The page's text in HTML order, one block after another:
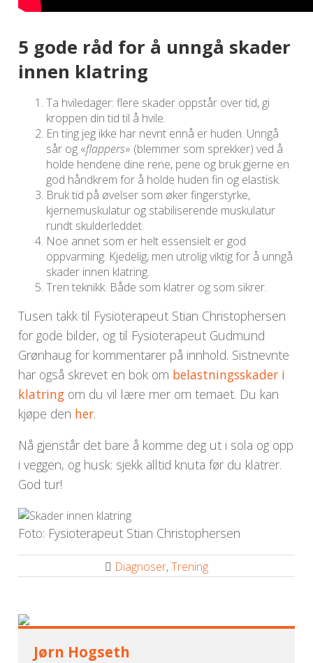
5 gode råd for å unngå skader
innen klatring
Ta hviledager: flere skader oppstår over tid, gi
kroppen din tid til å hvile.
En ting jeg ikke har nevnt ennå er huden. Unngå
sår og «flappers» (blemmer som sprekker) ved å
holde hendene dine rene, pene og bruk gjerne en
god håndkrem for å holde huden fin og elastisk.
Bruk tid på øvelser som øker fingerstyrke,
kjernemuskulatur og stabiliserende muskulatur
rundt skulderleddet.
Noe annet som er helt essensielt er god
oppvarming. Kjedelig, men utrolig viktig for å unngå
skader innen klatring.
Tren teknikk. Både som klatrer og som sikrer.
Tusen takk til Fysioterapeut Stian Christophersen
for gode bilder, og til Fysioterapeut Gudmund
Grønhaug for kommentarer på innhold. Sistnevnte
har også skrevet en bok om belastningsskader i
klatringom du vil lære mer om temaet. Du kan
kjøpe den her.
Nå gjenstår det bare å komme deg ut i sola og opp
i veggen, og husk: sjekk alltid knuta før du klatrer.
God tur!
Foto: Fysioterapeut Stian Christophersen
Diagnoser,Trening
Jørn Hogseth